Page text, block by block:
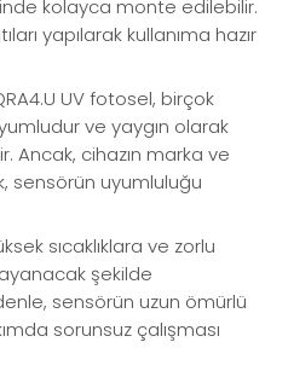
kolayca monte edilebilir.
yapılarak kullanıma hazır
UV fotosel, birçok
ve yaygın olarak
Ancak, cihazın marka ve
sensörün uyumluluğu
sıcaklıklara ve zorlu
şekilde
sensörün uzun ömürlü
sorunsuz çalışması